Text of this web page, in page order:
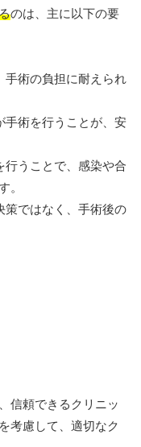
のは、主に以下の要
手術の負担に耐えられ
手術を行うことが、安
行うことで、感染や合
。
策ではなく、手術後の
信頼できるクリニッ
考慮して、適切なク